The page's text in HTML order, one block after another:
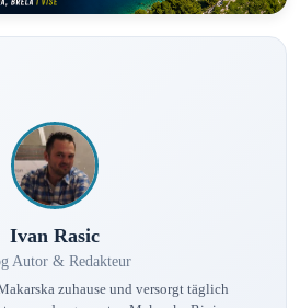
Ivan Rasic
Autor & Redakteur
zuhause und versorgt täglich